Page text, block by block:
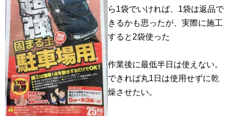
ら1袋でいければ、1袋は返品で
きるかも思ったが、実際に施工
すると2袋使った
作業後に最低半日は使えない。
できれば丸1日は使用せずに乾
燥させたい。